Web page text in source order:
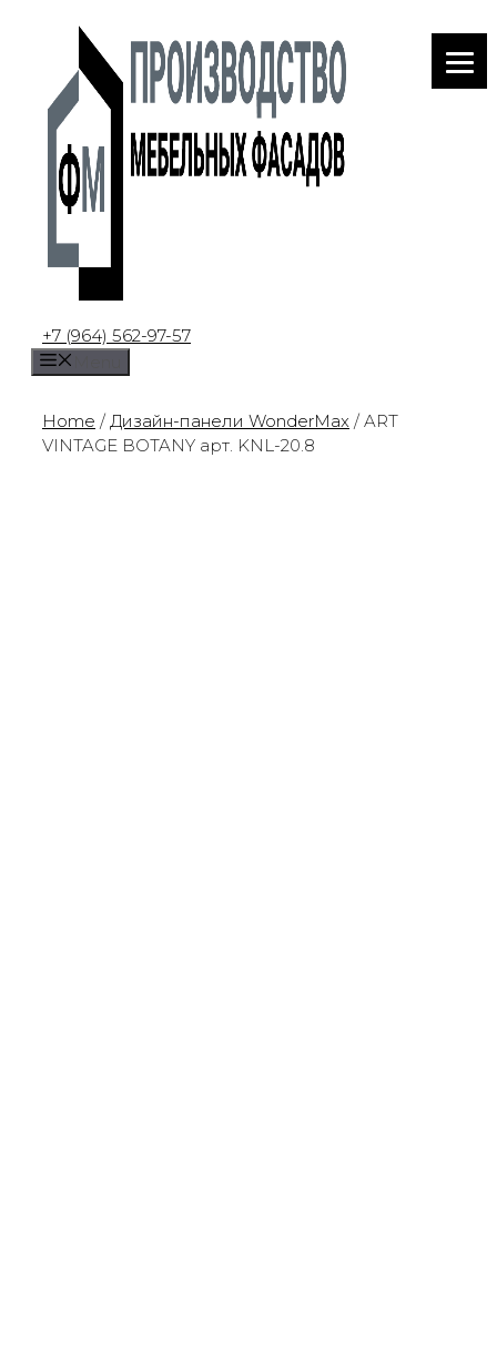
+7 (964) 562-97-57
Home /Дизайн-панели WonderMax / ART
VINTAGE BOTANY арт. KNL-20.8